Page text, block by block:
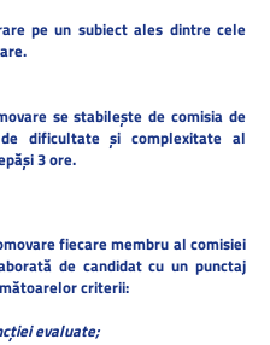
pe un subiect ales dintre cele
se stabileşte de comisia de
dificultate şi complexitate al
3 ore.
fiecare membru al comisiei
de candidat cu un punctaj
criterii:
evaluate;